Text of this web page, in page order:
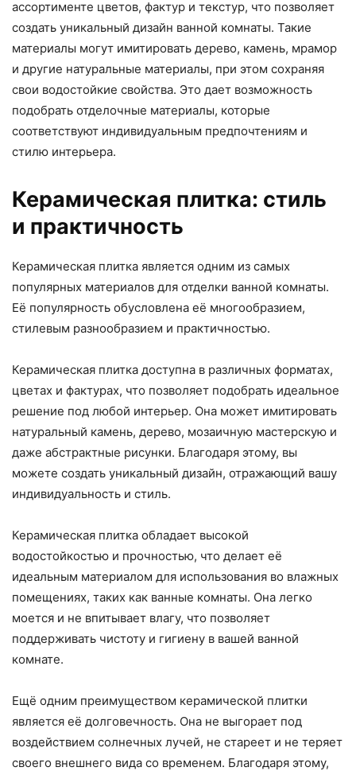
ассортименте цветов, фактур и текстур, что позволяет
создать уникальный дизайн ванной комнаты. Такие
материалы могут имитировать дерево, камень, мрамор
и другие натуральные материалы, при этом сохраняя
свои водостойкие свойства. Это дает возможность
подобрать отделочные материалы, которые
соответствуют индивидуальным предпочтениям и
стилю интерьера.
Керамическая плитка: стиль
и практичность
Керамическая плитка является одним из самых
популярных материалов для отделки ванной комнаты.
Её популярность обусловлена её многообразием,
стилевым разнообразием и практичностью.
Керамическая плитка доступна в различных форматах,
цветах и фактурах, что позволяет подобрать идеальное
решение под любой интерьер. Она может имитировать
натуральный камень, дерево, мозаичную мастерскую и
даже абстрактные рисунки. Благодаря этому, вы
можете создать уникальный дизайн, отражающий вашу
индивидуальность и стиль.
Керамическая плитка обладает высокой
водостойкостью и прочностью, что делает её
идеальным материалом для использования во влажных
помещениях, таких как ванные комнаты. Она легко
моется и не впитывает влагу, что позволяет
поддерживать чистоту и гигиену в вашей ванной
комнате.
Ещё одним преимуществом керамической плитки
является её долговечность. Она не выгорает под
воздействием солнечных лучей, не стареет и не теряет
своего внешнего вида со временем. Благодаря этому,